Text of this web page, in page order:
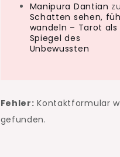
Manipura Dantian zu
Schatten sehen,
wandeln – Tarot als
Spiegel des
Unbewussten
Fehler: Kontaktformular
gefunden.